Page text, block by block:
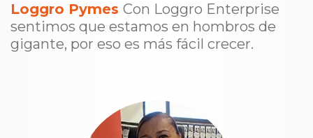
Loggro Pymes Con Loggro Enterprise
sentimos que estamos en hombros de
gigante, por eso es más fácil crecer.